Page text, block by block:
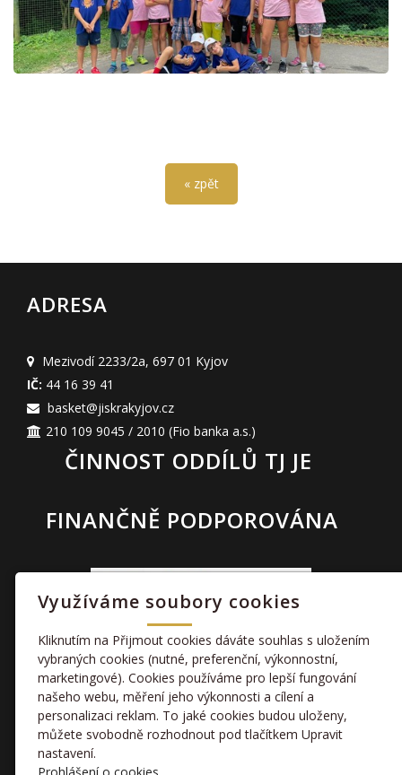
« zpět
ADRESA
Mezivodí 2233/2a, 697 01 Kyjov
IČ: 44 16 39 41
basket@jiskrakyjov.cz
210 109 9045 / 2010 (Fio banka a.s.)
ČINNOST ODDÍLŮ TJ JE
FINANČNĚ PODPOROVÁNA
TAKÉ NÁS NAJDETE
Využíváme soubory cookies
Kliknutím na Přijmout cookies dáváte souhlas s uložením
vybraných cookies (nutné, preferenční, výkonnostní,
marketingové). Cookies používáme pro lepší fungování
našeho webu, měření jeho výkonnosti a cílení a
personalizaci reklam. To jaké cookies budou uloženy,
můžete svobodně rozhodnout pod tlačítkem Upravit
nastavení.